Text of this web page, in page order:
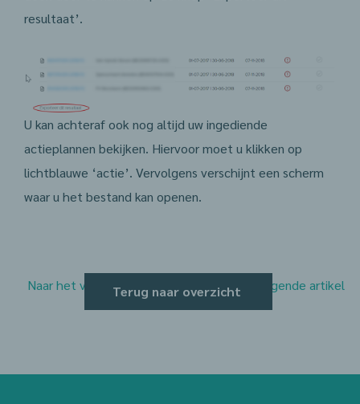
resultaat’.
U kan achteraf ook nog altijd uw ingediende
actieplannen bekijken. Hiervoor moet u klikken op
lichtblauwe ‘actie’. Vervolgens verschijnt een scherm
waar u het bestand kan openen.
Naar het vorige artikel Naar het volgende artikel
Terug naar overzicht